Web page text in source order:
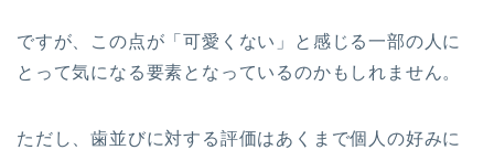
ですが、この点が「可愛くない」と感じる一部の人に
とって気になる要素となっているのかもしれません。
ただし、歯並びに対する評価はあくまで個人の好みに